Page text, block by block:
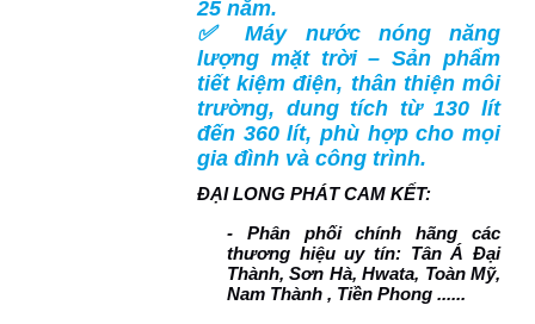
25 năm.
✅ Máy nước nóng năng
lượng mặt trời – Sản phẩm
tiết kiệm điện, thân thiện môi
trường, dung tích từ 130 lít
đến 360 lít, phù hợp cho mọi
gia đình và công trình.
ĐẠI LONG PHÁT CAM KẾT:
- Phân phối chính hãng các
thương hiệu uy tín: Tân Á Đại
Thành, Sơn Hà, Hwata, Toàn Mỹ,
Nam Thành , Tiền Phong ......